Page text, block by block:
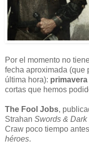
Por el momento no
fecha aproximada (que
última hora): primavera
cortas que hemos
The Fool Jobs,
Strahan Swords & Dark
Craw poco tiempo
héroes.